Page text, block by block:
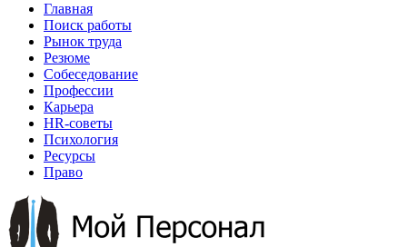
Главная
Поиск работы
Рынок труда
Резюме
Собеседование
Профессии
Карьера
HR-советы
Психология
Ресурсы
Право